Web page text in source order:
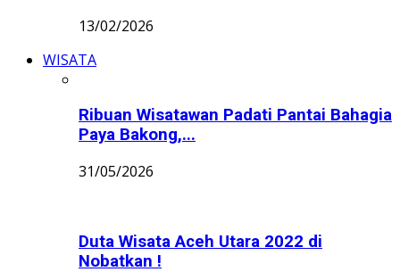
13/02/2026
WISATA
Ribuan Wisatawan Padati Pantai Bahagia
Paya Bakong,...
31/05/2026
Duta Wisata Aceh Utara 2022 di
Nobatkan !